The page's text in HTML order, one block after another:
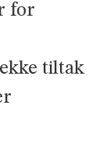
for
tiltak